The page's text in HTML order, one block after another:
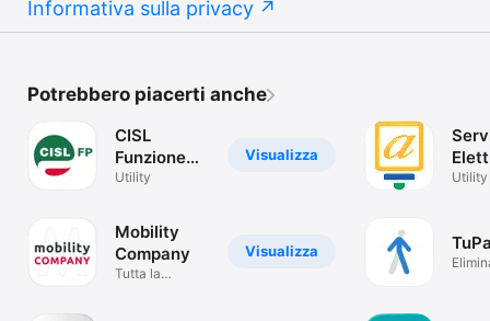
Informativa sulla privacy
Potrebbero piacerti anche
Visualizza
CISL
Funzione
Pubblica
Utility
Visualizza
Mobility
Company
Tutta la
Utility